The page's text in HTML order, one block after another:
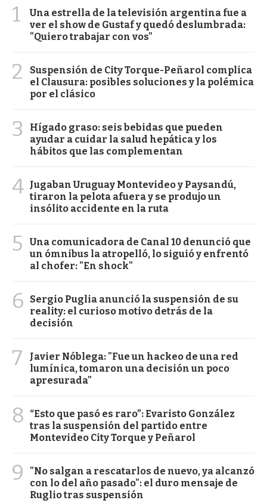
1
Una estrella de la televisión argentina fue a
ver el show de Gustaf y quedó deslumbrada:
"Quiero trabajar con vos"
2
Suspensión de City Torque-Peñarol complica
el Clausura: posibles soluciones y la polémica
por el clásico
3
Hígado graso: seis bebidas que pueden
ayudar a cuidar la salud hepática y los
hábitos que las complementan
4 Jugaban Uruguay Montevideo y Paysandú,
tiraron la pelota afuera y se produjo un
insólito accidente en la ruta
5
Una comunicadora de Canal 10 denunció que
un ómnibus la atropelló, lo siguió y enfrentó
al chofer: "En shock"
6
Sergio Puglia anunció la suspensión de su
reality: el curioso motivo detrás de la
decisión
7
Javier Nóblega: "Fue un hackeo de una red
lumínica, tomaron una decisión un poco
apresurada"
8
“Esto que pasó es raro”: Evaristo González
tras la suspensión del partido entre
Montevideo City Torque y Peñarol
9
"No salgan a rescatarlos de nuevo, ya alcanzó
con lo del año pasado": el duro mensaje de
Ruglio tras suspensión